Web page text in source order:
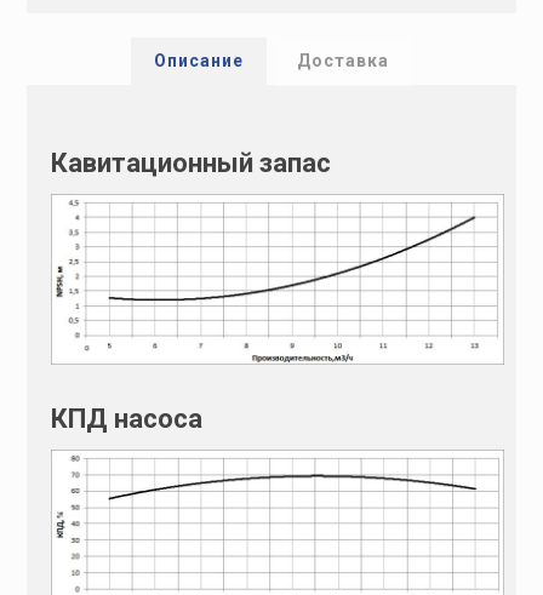
Описание Доставка
Кавитационный запас
КПД насоса